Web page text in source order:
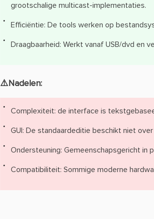
grootschalige multicast-implementaties.
Efficiëntie: De tools werken op
Draagbaarheid: Werkt vanaf USB/dvd en
⚠️Nadelen:
Complexiteit: de interface is
GUI: De standaardeditie beschikt niet
Ondersteuning: Gemeenschapsgericht in
Compatibiliteit: Sommige moderne